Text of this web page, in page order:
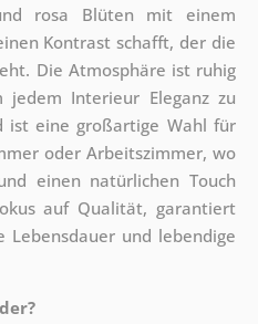
rosa Blüten mit einem
Kontrast schafft, der die
Die Atmosphäre ist ruhig
Interieur Eleganz zu
ist eine großartige Wahl für
oder Arbeitszimmer, wo
einen natürlichen Touch
auf Qualität, garantiert
Lebensdauer und lebendige